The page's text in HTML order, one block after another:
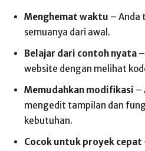
Menghemat waktu – Anda
semuanya dari awal.
Belajar dari contoh nyata
website dengan melihat
Memudahkan modifikasi –
mengedit tampilan dan
kebutuhan.
Cocok untuk proyek cepat